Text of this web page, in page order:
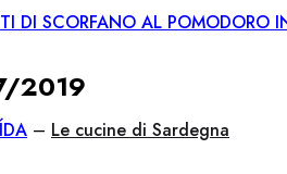
DI SCORFANO AL POMODORO
2019
– Le cucine di Sardegna